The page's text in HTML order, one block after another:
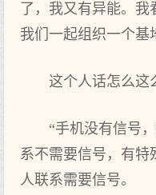
了，我又有异能。我
我们一起组织一个基
这个人话怎么这
“手机没有信号
系不需要信号，有特
人联系需要信号。